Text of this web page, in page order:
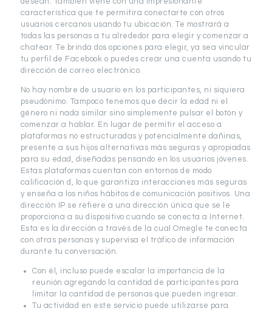
característica que te permitira conectarte con otros
usuarios cercanos usando tu ubicación. Te mostrará a
todas las personas a tu alrededor para elegir y comenzar a
chatear. Te brinda dos opciones para elegir, ya sea vincular
tu perfil de Facebook o puedes crear una cuenta usando tu
dirección de correo electrónico.
No hay nombre de usuario en los participantes, ni siquiera
pseudónimo. Tampoco tenemos que decir la edad ni el
género ni nada similar sino simplemente pulsar el botón y
comenzar a hablar. En lugar de permitir el acceso a
plataformas no estructuradas y potencialmente dañinas,
presente a sus hijos alternativas más seguras y apropiadas
para su edad, diseñadas pensando en los usuarios jóvenes.
Estas plataformas cuentan con entornos de modo
calificación d, lo que garantiza interacciones más seguras
y enseña a los niños hábitos de comunicación positivos. Una
dirección IP se refiere a una dirección única que se le
proporciona a su dispositivo cuando se conecta a Internet.
Esta es la dirección a través de la cual Omegle te conecta
con otras personas y supervisa el tráfico de información
durante tu conversación.
Con él, incluso puede escalar la importancia de la
reunión agregando la cantidad de participantes para
limitar la cantidad de personas que pueden ingresar.
Tu actividad en este servicio puede utilizarse para